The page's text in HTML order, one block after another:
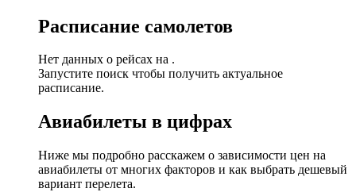
Расписание самолетов
Нет данных о рейсах на .
Запустите поиск чтобы получить актуальное
расписание.
Авиабилеты в цифрах
Ниже мы подробно расскажем о зависимости цен на
авиабилеты от многих факторов и как выбрать дешевый
вариант перелета.